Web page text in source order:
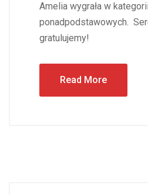
Amelia wygrała w
ponadpodstawowych.
gratulujemy!
Read More